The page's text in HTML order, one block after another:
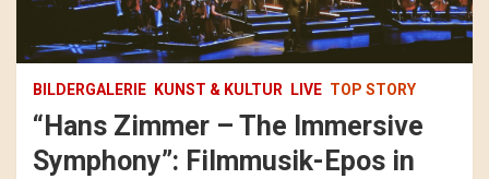
BILDERGALERIE KUNST & KULTUR LIVE TOP STORY
“Hans Zimmer – The Immersive
Symphony”: Filmmusik-Epos in